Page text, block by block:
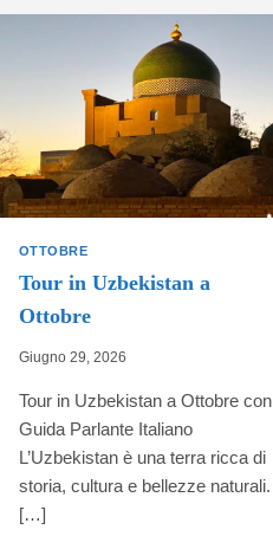
OTTOBRE
Tour in Uzbekistan a
Ottobre
Giugno 29, 2026
Tour in Uzbekistan a Ottobre con
Guida Parlante Italiano
L’Uzbekistan è una terra ricca di
storia, cultura e bellezze naturali.
[…]